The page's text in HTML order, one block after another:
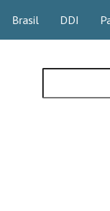
Brasil DDI